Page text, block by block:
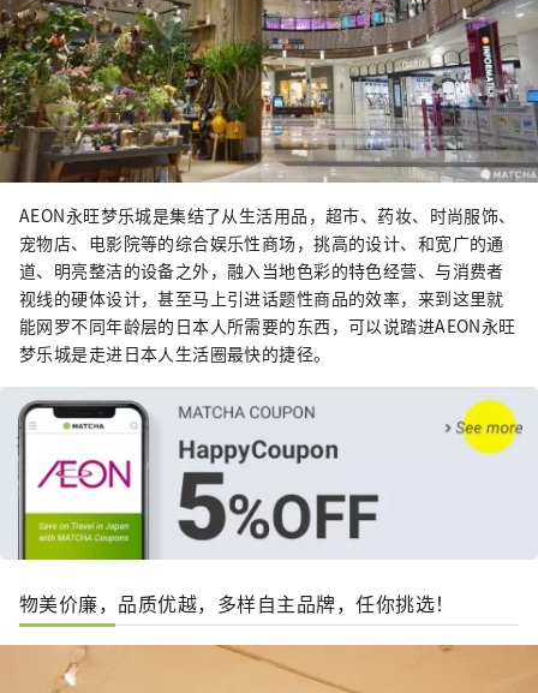
AEON永旺梦乐城是集结了从生活用品，超市、药妆、时尚服饰、
宠物店、电影院等的综合娱乐性商场，挑高的设计、和宽广的通
道、明亮整洁的设备之外，融入当地色彩的特色经营、与消费者
视线的硬体设计，甚至马上引进话题性商品的效率，来到这里就
能网罗不同年龄层的日本人所需要的东西，可以说踏进AEON永旺
梦乐城是走进日本人生活圈最快的捷径。
物美价廉，品质优越，多样自主品牌，任你挑选！